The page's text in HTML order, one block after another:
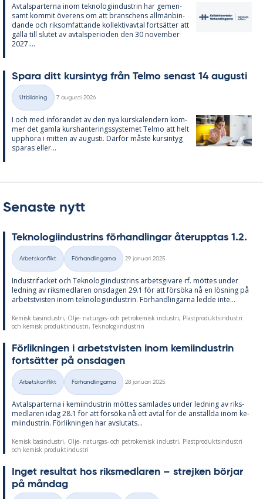
Av­tals­par­ter­na inom tek­no­lo­gi­in­du­strin har ge­men­
samt kom­mit över­ens om att bran­schens all­män­bin­
dan­de och riksom­fat­tan­de kol­lek­tivav­tal fort­sät­ter att
gäl­la till slu­tet av av­tal­s­pe­ri­o­den den 30 no­vem­ber
2027....
Spa­ra ditt kursin­tyg från Tel­mo se­nast 14 au­gusti
Kategorier
Utbildning
7 augusti 2026
I och med in­fö­ran­det av den nya kurska­len­dern kom­
mer det gam­la kurs­han­te­rings­sy­ste­met Tel­mo att helt
upp­hö­ra i mit­ten av au­gusti. Där­för mås­te kursin­tyg
spa­ras el­ler...
Senaste nytt
Tek­no­lo­gi­in­du­strins för­hand­ling­ar åter­upp­tas 1.2.
Kategorier
Arbetskonflikt Förhandlingarna
29 januari 2025
In­du­stri­fac­ket och Tek­no­lo­gi­in­du­strins ar­bets­gi­va­re rf. möt­tes un­der
led­ning av riks­med­la­ren ons­da­gen 29.1 för att för­sö­ka nå en lös­ning på
ar­bets­tvis­ten inom tek­no­lo­gi­in­du­strin. För­hand­ling­ar­na led­de inte...
Kemisk basindustri, Olje- naturgas- och petrokemisk industri, Plastproduktsindustri
och kemisk produktindustri, Teknologiindustrin
För­lik­ning­en i ar­bets­tvis­ten inom ke­mi­in­du­strin
fort­sät­ter på ons­da­gen
Kategorier
Arbetskonflikt Förhandlingarna
28 januari 2025
Av­tals­par­ter­na i ke­mi­in­du­strin möt­tes sam­la­des un­der led­ning av riks­
med­la­ren idag 28.1 för att för­sö­ka nå ett av­tal för de an­ställ­da inom ke­
mi­in­du­strin. För­lik­ning­en har av­slu­ta­ts...
Kemisk basindustri, Olje- naturgas- och petrokemisk industri, Plastproduktsindustri
och kemisk produktindustri
In­g­et re­sul­tat hos riks­med­la­ren – strej­ken bör­jar
på mån­dag